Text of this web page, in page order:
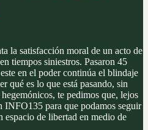
la satisfacción moral de un acto de
tiempos siniestros. Pasaron 45
en el poder continúa el blindaje
qué es lo que está pasando, sin
te pedimos que, lejos
INFO135 para que podamos seguir
de libertad en medio de